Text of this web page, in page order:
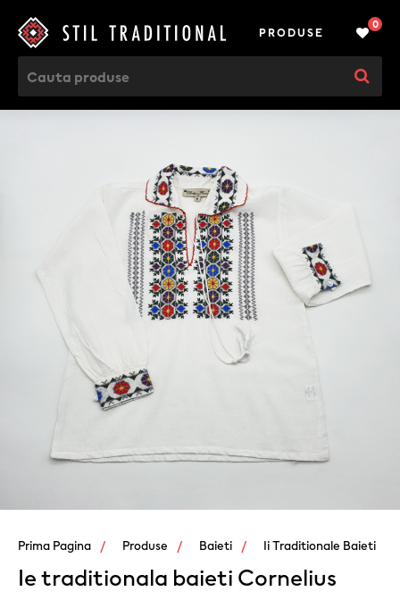
PRODUSE
0
Prima Pagina Produse Baieti Ii Traditionale Baieti
Ie traditionala baieti Cornelius